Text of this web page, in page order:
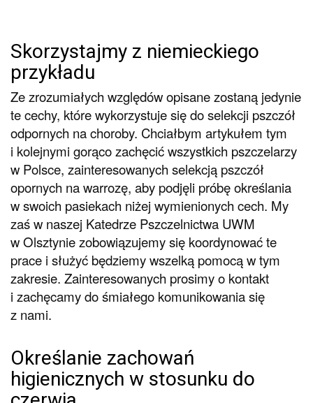
Skorzystajmy z niemieckiego
przykładu
Ze zrozumiałych względów opisane zostaną jedynie
te cechy, które wykorzystuje się do selekcji pszczół
odpornych na choroby. Chciałbym artykułem tym
i kolejnymi gorąco zachęcić wszystkich pszczelarzy
w Polsce, zainteresowanych selekcją pszczół
opornych na warrozę, aby podjęli próbę określania
w swoich pasiekach niżej wymienionych cech. My
zaś w naszej Katedrze Pszczelnictwa UWM
w Olsztynie zobowiązujemy się koordynować te
prace i służyć będziemy wszelką pomocą w tym
zakresie. Zainteresowanych prosimy o kontakt
i zachęcamy do śmiałego komunikowania się
z nami.
Określanie zachowań
higienicznych w stosunku do